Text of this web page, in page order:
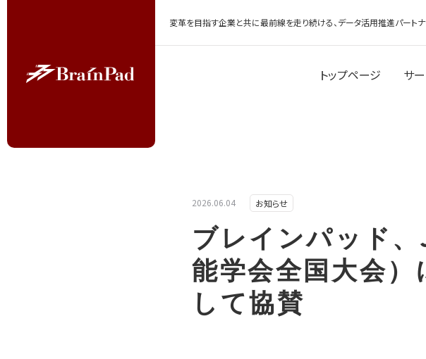
変革を目指す企業と共に最前線を走り続ける、データ活用推進パート
トップページ サ
2026.06.04 お知らせ
ブレインパッド
能学会全国大会
して協賛